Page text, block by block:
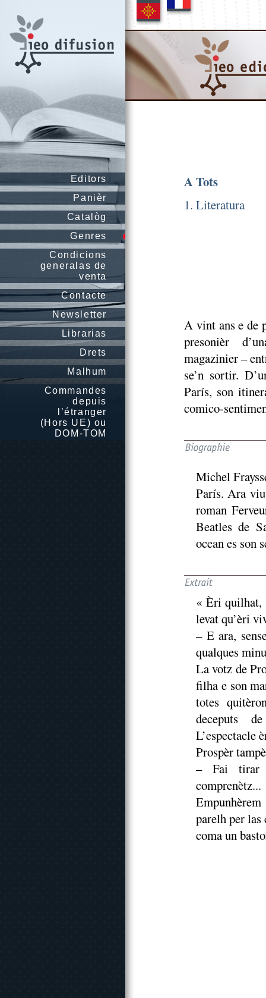
Editors
Panièr
Catalòg
Genres
Condicions
generalas de
venta
Contacte
Newsletter
Librarias
Drets
Malhum
Commandes
depuis
l’étranger
(Hors UE) ou
DOM-TOM
A Tots
1. Literatura
A vint ans e de
presonièr
magazinier –
se’n sortir.
París, son
comico-
Michel
París. Ara
roman
Beatles de
ocean es son
« Èri quilhat,
levat qu’èri
– E ara,
qualques
La votz de
filha e son
totes
deceputs
L’espectacle
Prospèr
– Fai tirar
comprenètz...
parelh per las
coma un